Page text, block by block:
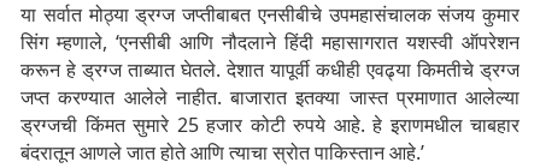
या सर्वात मोठ्या ड्रग्ज जप्तीबाबत एनसीबीचे उपमहासंचालक संजय कुमार
सिंग म्हणाले, ‘एनसीबी आणि नौदलाने हिंदी महासागरात यशस्वी ऑपरेशन
करून हे ड्रग्ज ताब्यात घेतले. देशात यापूर्वी कधीही एवढ्या किमतीचे ड्रग्ज
जप्त करण्यात आलेले नाहीत. बाजारात इतक्या जास्त प्रमाणात आलेल्या
ड्रग्जची किंमत सुमारे 25 हजार कोटी रुपये आहे. हे इराणमधील चाबहार
बंदरातून आणले जात होते आणि त्याचा स्रोत पाकिस्तान आहे.’